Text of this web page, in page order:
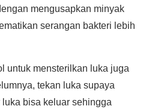
mengusapkan minyak
serangan bakteri lebih
untuk mensterilkan luka juga
tekan luka supaya
bisa keluar sehingga